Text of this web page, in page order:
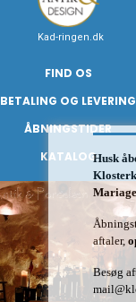
Kad-ringen.dk
FIND OS
BETALING OG LEVERING
ÅBNINGSTIDER
KATALOGHusk
aftaler,
Besøg